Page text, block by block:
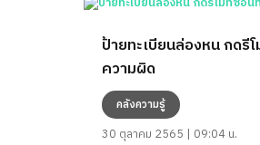
ป้ายทะเบียนล่องหน กดรี
ความผิด
คลังความรู้
30 ตุลาคม 2565 | 09:04 น.